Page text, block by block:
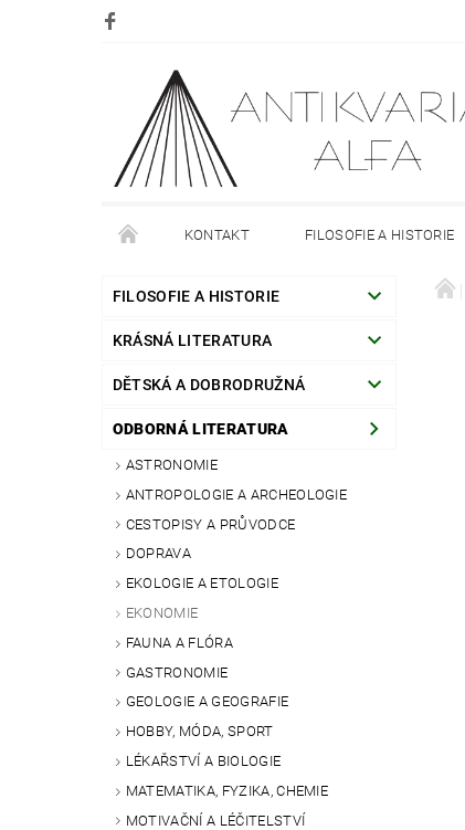
KONTAKT FILOSOFIE A HISTORIE
DOPRAVA PLATBA O NÁKUPU
FILOSOFIE A HISTORIE
KRÁSNÁ LITERATURA
DĚTSKÁ A DOBRODRUŽNÁ
ODBORNÁ LITERATURA
ASTRONOMIE
ANTROPOLOGIE A ARCHEOLOGIE
CESTOPISY A PRŮVODCE
DOPRAVA
EKOLOGIE A ETOLOGIE
EKONOMIE
FAUNA A FLÓRA
GASTRONOMIE
GEOLOGIE A GEOGRAFIE
HOBBY, MÓDA, SPORT
LÉKAŘSTVÍ A BIOLOGIE
MATEMATIKA, FYZIKA, CHEMIE
MOTIVAČNÍ A LÉČITELSTVÍ